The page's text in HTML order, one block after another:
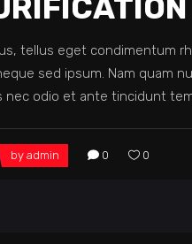
tellus eget condimentum
sed ipsum. Nam quam
nec odio et ante tincidunt
byadmin 0 0